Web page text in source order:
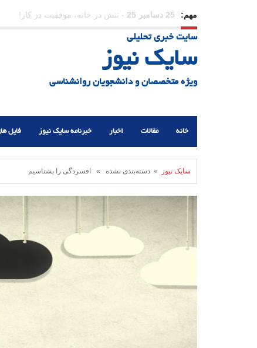
مهم: 23 دسامبر 25 - چرا اراده می‌کنیم ولی شکست
21 دسامبر 25
سایت خبری تحلیلی
سایک نیوز
ویژه متخصصان و دانشجویان روانشناسی
خانه مقالات اخبار خبرنامه سایک نیوز فایل
سایک نیوز » دسته‌بندی نشده » افسردگی را بشناسیم